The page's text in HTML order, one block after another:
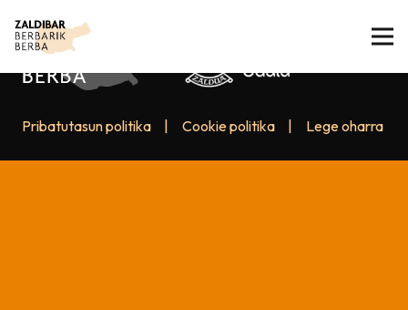
Pribatutasun politika Cookie politika Lege oharra